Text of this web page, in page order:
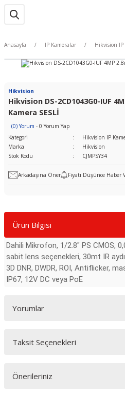
Anasayfa IP Kameralar Hikvision
Hikvision
Hikvision DS-2CD1043G0-IUF
Kamera SESLİ
(0) Yorum - 0 Yorum Yap
Kategori
Hikvision IP
Marka
Hikvision
Stok Kodu
CJMPSY34
Arkadaşına Öner Fiyatı Düşünce Haber
Ürün Bilgisi
Dahili Mikrofon, 1/2.8" PS CMOS,
sabit lens seçenekleri, 30mt IR
3D DNR, DWDR, ROI, Antiflicker,
IP67, 12V DC veya PoE
Yorumlar
Bu ürüne ilk
Taksit Seçenekleri
Önerileriniz